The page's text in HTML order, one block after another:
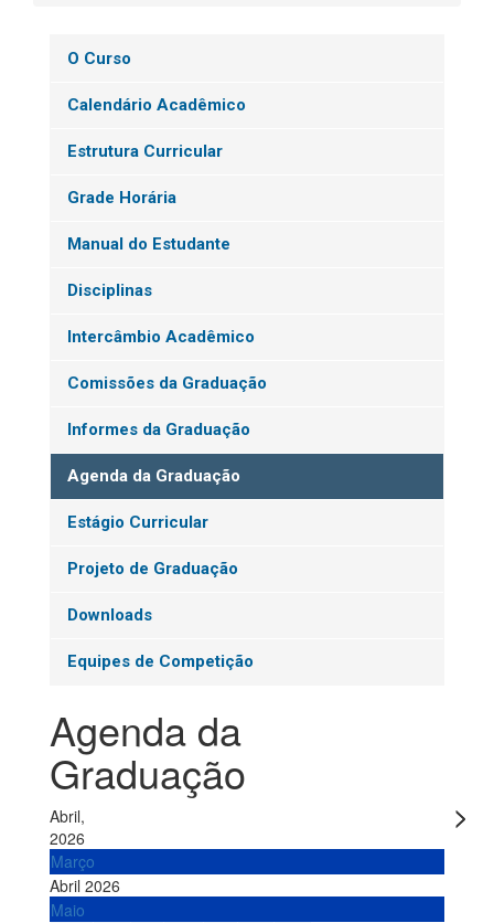
O Curso
Calendário Acadêmico
Estrutura Curricular
Grade Horária
Manual do Estudante
Disciplinas
Intercâmbio Acadêmico
Comissões da Graduação
Informes da Graduação
Agenda da Graduação
Estágio Curricular
Projeto de Graduação
Downloads
Equipes de Competição
Agenda da
Graduação
Abril,
2026
Março
Abril 2026
Maio